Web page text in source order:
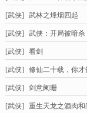
[武侠] 武林之烽烟四起
[武侠]
武侠：开局被暗
[武侠] 看剑
[武侠] 修仙二十载，你
[武侠] 剑意阑珊
[武侠] 重生天龙之酒肉和